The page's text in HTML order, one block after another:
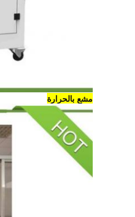
مشع بالحرارة